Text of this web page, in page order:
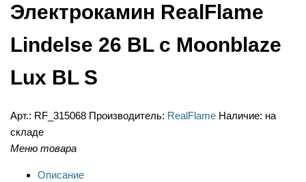
Электрокамин RealFlame
Lindelse 26 BL с Moonblaze
Lux BL S
Арт.: RF_315068 Производитель: RealFlame Наличие: на
складе
Меню товара
Описание